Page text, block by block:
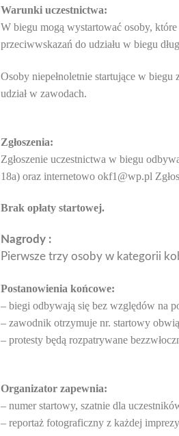
Warunki uczestnictwa:
W biegu mogą wystartować osoby,
przeciwwskazań do udziału w biegu
Osoby niepełnoletnie startujące w
udział w zawodach.
Zgłoszenia:
Zgłoszenie uczestnictwa w biegu
18a) oraz internetowo okf1@wp.pl
Brak opłaty startowej.
Nagrody :
Pierwsze trzy osoby w kategorii
Postanowienia końcowe:
– biegi odbywają się bez względów na
– zawodnik otrzymuje nr. startowy
– protesty będą rozpatrywane
Organizator zapewnia:
– numer startowy, szatnie dla
– reportaż fotograficzny z każdej